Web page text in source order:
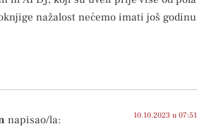
nažalost nećemo imati još godinu
napisao/la: 10.10.2023 u 07:51